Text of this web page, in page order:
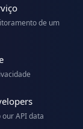
de um
API data